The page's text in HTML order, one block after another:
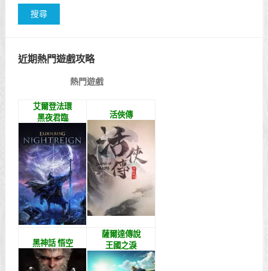
近期熱門遊戲攻略
熱門遊戲
艾爾登法環
黑夜君臨
活俠傳
黑神話 悟空
薩爾達傳說
王國之淚